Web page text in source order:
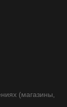
(магазины,